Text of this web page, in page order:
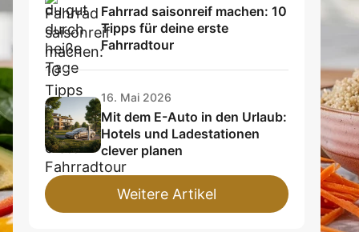
Fahrrad saisonreif machen: 10
Tipps für deine erste
Fahrradtour
16. Mai 2026
Mit dem E-Auto in den Urlaub:
Hotels und Ladestationen
clever planen
Weitere Artikel